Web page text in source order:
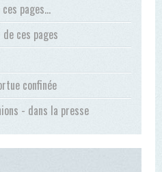
pages...
ces pages
confinée
- dans la presse